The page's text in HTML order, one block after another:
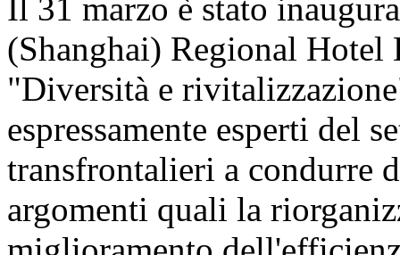
Il 31 marzo è stato
(Shanghai) Regional Hotel
"Diversità e
espressamente esperti del
transfrontalieri a condurre
argomenti quali la